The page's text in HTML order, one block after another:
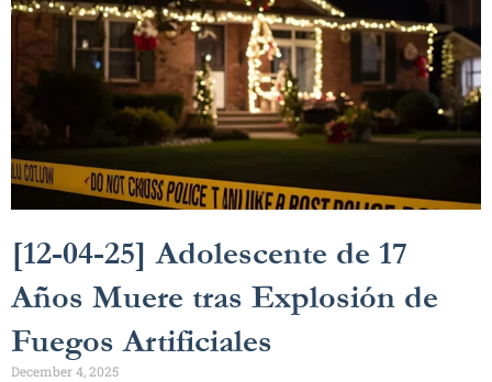
[12-04-25] Adolescente de 17
Años Muere tras Explosión de
Fuegos Artificiales
December 4, 2025